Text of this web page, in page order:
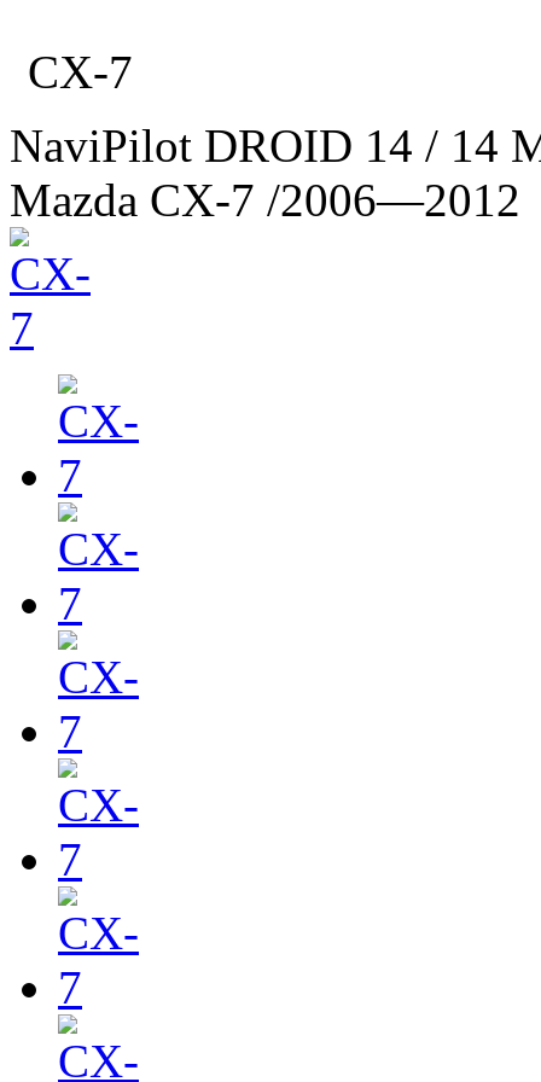
CX-7
NaviPilot DROID 14 / 14
Mazda CX-7 /2006—2012